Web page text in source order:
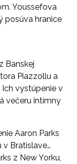
Youssefova
posúva hranice
Banskej
Piazzollu a
vystúpenie v
večeru intímny
Aaron Parks
v Bratislave…
z New Yorku,